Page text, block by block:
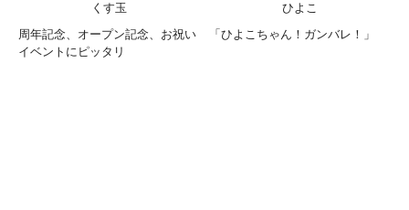
くす玉
周年記念、オープン記念、お祝い
イベントにピッタリ
ひよこ
「ひよこちゃん！ガンバレ！」